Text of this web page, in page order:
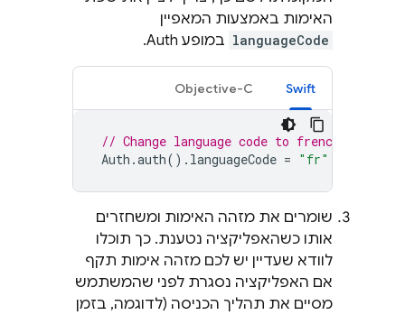
האימות באמצעות המאפיין
languageCode במופע Auth.
Swift
Objective-C
// Change language code to french.
Auth .auth(). languageCode = "fr"
שומרים את מזהה האימות ומשחזרים
אותו כשהאפליקציה נטענת. כך תוכלו
לוודא שעדיין יש לכם מזהה אימות תקף
אם האפליקציה נסגרת לפני שהמשתמש
מסיים את תהליך הכניסה (לדוגמה, בזמן